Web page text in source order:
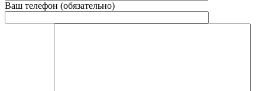
Ваш телефон (обязательно)